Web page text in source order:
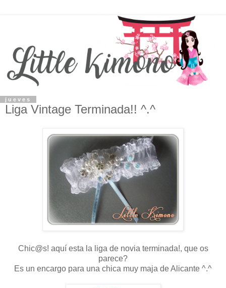
jueves
Liga Vintage Terminada!! ^.^
Chic@s! aquí esta la liga de novia terminada!, que os
parece?
Es un encargo para una chica muy maja de Alicante ^.^